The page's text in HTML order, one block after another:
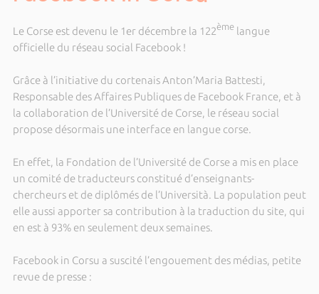
Le Corse est devenu le 1er décembre la 122èmelangue
officielle du réseau social Facebook !
Grâce à l’initiative du cortenais Anton’Maria Battesti,
Responsable des Affaires Publiques de Facebook France, et à
la collaboration de l’Université de Corse, le réseau social
propose désormais une interface en langue corse.
En effet, la Fondation de l’Université de Corse a mis en place
un comité de traducteurs constitué d’enseignants-
chercheurs et de diplômés de l’Università. La population peut
elle aussi apporter sa contribution à la traduction du site, qui
en est à 93% en seulement deux semaines.
Facebook in Corsu a suscité l’engouement des médias, petite
revue de presse :